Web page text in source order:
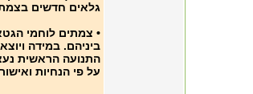
גלאים חדשים
• צמתים לוחמי
ביניהם. במידה
התנועה הראשית
על פי הנחיות